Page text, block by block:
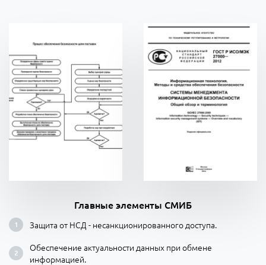
Главные элементы СМИБ
Защита от НСД - несанкционированного доступа.
Обеспечение актуальности данных при обмене
информацией.